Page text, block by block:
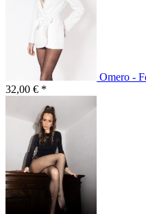
Omero -
32,00 € *